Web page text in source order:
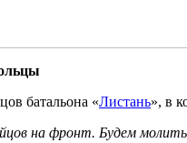
батальона «Листань», в
на фронт. Будем